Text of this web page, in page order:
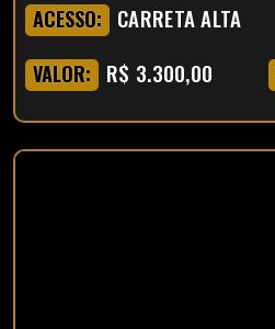
ACESSO: CARRETA ALTA
VALOR: R$ 3.300,00